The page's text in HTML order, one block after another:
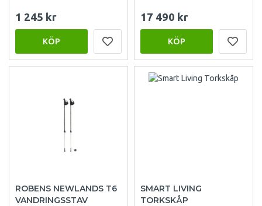
1 245 kr
KÖP
17 490 kr
KÖP
ROBENS NEWLANDS T6
VANDRINGSSTAV
SMART LIVING
TORKSKÅP